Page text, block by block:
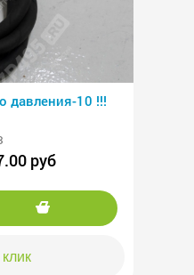
давления-10 !!!
руб